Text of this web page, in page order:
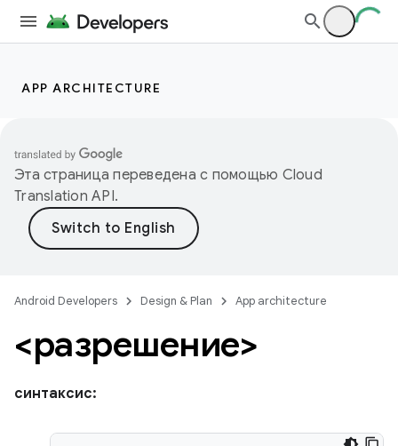
APP ARCHITECTURE
Эта страница переведена с помощью Cloud
Translation API.
Android Developers Design & Plan App architecture
<разрешение>
синтаксис: